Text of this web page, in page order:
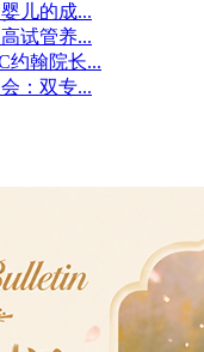
儿的成...
试管养...
约翰院长...
：双专...